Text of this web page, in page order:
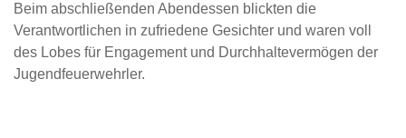
Beim abschließenden Abendessen blickten die
Verantwortlichen in zufriedene Gesichter und waren voll
des Lobes für Engagement und Durchhaltevermögen der
Jugendfeuerwehrler.